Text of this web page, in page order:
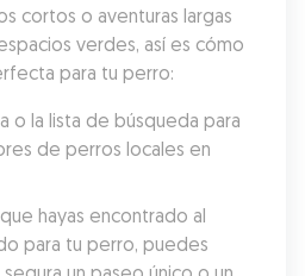
cortos o aventuras largas
verdes, así es cómo
para tu perro:
o la lista de búsqueda para
de perros locales en
hayas encontrado al
para tu perro, puedes